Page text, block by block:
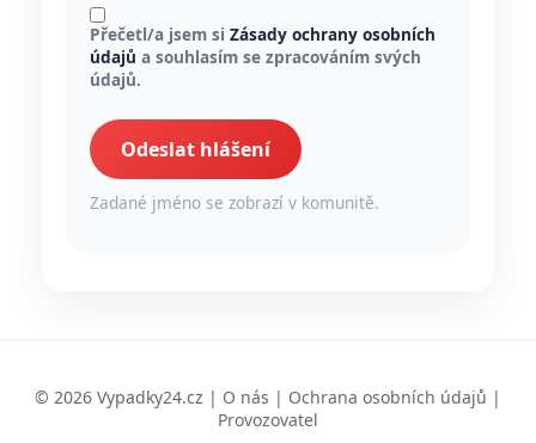
Přečetl/a jsem si Zásady ochrany osobních
údajů a souhlasím se zpracováním svých
údajů.
Odeslat hlášení
Zadané jméno se zobrazí v komunitě.
© 2026 Vypadky24.cz | O nás | Ochrana osobních údajů |
Provozovatel